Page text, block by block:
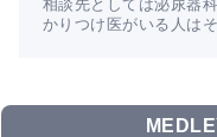
相談先としては泌尿器
かりつけ医がいる人は